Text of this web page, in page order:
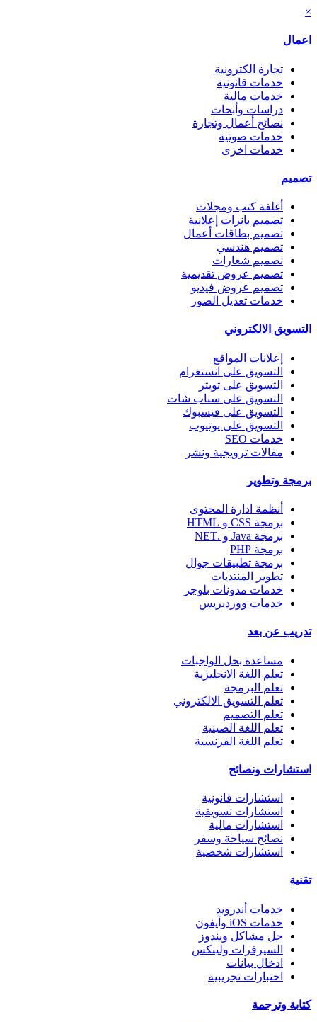
×
اعمال
تجارة الكترونية
خدمات قانونية
خدمات مالية
دراسات وأبحاث
نصائح أعمال وتجارة
خدمات صوتية
خدمات اخرى
تصميم
أغلفة كتب ومجلات
تصميم بانرات إعلانية
تصميم بطاقات أعمال
تصميم هندسي
تصميم شعارات
تصميم عروض تقديمية
تصميم عروض فيديو
خدمات تعديل الصور
التسويق الالكتروني
إعلانات المواقع
التسويق على انستغرام
التسويق على تويتر
التسويق على سناب شات
التسويق على فيسبوك
التسويق على يوتيوب
خدمات SEO
مقالات ترويجية ونشر
برمجة وتطوير
أنظمة ادارة المحتوى
برمجة CSS و HTML
برمجة Java و .NET
برمجة PHP
برمجة تطبيقات جوال
تطوير المنتديات
خدمات مدونات بلوجر
خدمات ووردبريس
تدريب عن بعد
مساعدة بحل الواجبات
تعلم اللغة الانجليزية
تعلم البرمجة
تعلم التسويق الالكتروني
تعلم التصميم
تعلم اللغة الصينية
تعلم اللغة الفرنسية
استشارات ونصائح
استشارات قانونية
استشارات تسويقية
استشارات مالية
نصائح سياحة وسفر
استشارات شخصية
تقنية
خدمات أندرويد
خدمات iOS وآيفون
حل مشاكل ويندوز
السيرفرات ولينكس
ادخال بيانات
اختبارات تجريبية
كتابة وترجمة